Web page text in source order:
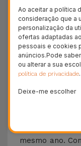
Conheça o
equipamento
bastante
mesmo ano.
Ao aceitar a política
consideração que a
personalização da
ofertas adaptadas
pessoais e cookies
anúncios.Pode
ou alterar a sua
política de privacidade.
Deixe-me escolher